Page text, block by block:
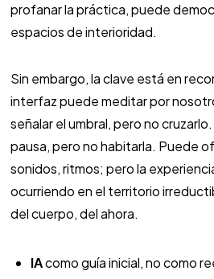
profanar la práctica, puede
espacios de interioridad.
Sin embargo, la clave está en
interfaz puede meditar por
señalar el umbral, pero no
pausa, pero no habitarla. Puede
sonidos, ritmos; pero la
ocurriendo en el territorio
del cuerpo, del ahora.
IAcomo guía inicial, no como